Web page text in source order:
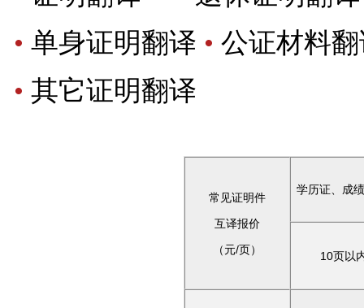
• 单身证明翻译 • 公证材
• 其它证明翻译
常见证明件
互译报价
（元/页）
学历证、成
10页以